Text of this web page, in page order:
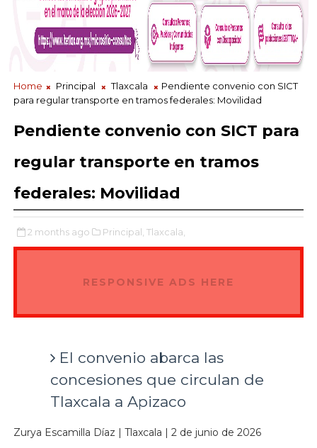
Home Principal Tlaxcala
Pendiente convenio con SICT
para regular transporte en tramos federales: Movilidad
Pendiente convenio con SICT para
regular transporte en tramos
federales: Movilidad
2 months ago Principal, Tlaxcala,
RESPONSIVE ADS HERE
El convenio abarca las
concesiones que circulan de
Tlaxcala a Apizaco
Zurya Escamilla Díaz | Tlaxcala | 2 de junio de 2026